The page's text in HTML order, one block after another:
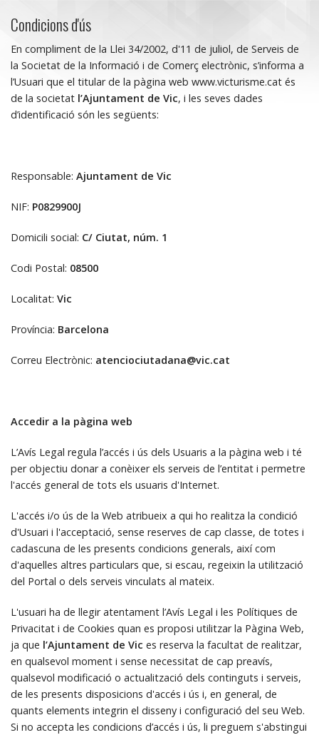
Condicions d'ús
En compliment de la Llei 34/2002, d'11 de juliol, de Serveis de
la Societat de la Informació i de Comerç electrònic, s’informa a
l’Usuari que el titular de la pàgina web www.victurisme.cat és
de la societat l’Ajuntament de Vic, i les seves dades
d’identificació són les següents:
Responsable: Ajuntament de Vic
NIF: P0829900J
Domicili social: C/ Ciutat, núm. 1
Codi Postal: 08500
Localitat: Vic
Província: Barcelona
Correu Electrònic: atenciociutadana@vic.cat
Accedir a la pàgina web
L’Avís Legal regula l’accés i ús dels Usuaris a la pàgina web i té
per objectiu donar a conèixer els serveis de l’entitat i permetre
l'accés general de tots els usuaris d'Internet.
L'accés i/o ús de la Web atribueix a qui ho realitza la condició
d'Usuari i l'acceptació, sense reserves de cap classe, de totes i
cadascuna de les presents condicions generals, així com
d'aquelles altres particulars que, si escau, regeixin la utilització
del Portal o dels serveis vinculats al mateix.
L'usuari ha de llegir atentament l’Avís Legal i les Polítiques de
Privacitat i de Cookies quan es proposi utilitzar la Pàgina Web,
ja que l’Ajuntament de Vic es reserva la facultat de realitzar,
en qualsevol moment i sense necessitat de cap preavís,
qualsevol modificació o actualització dels continguts i serveis,
de les presents disposicions d'accés i ús i, en general, de
quants elements integrin el disseny i configuració del seu Web.
Si no accepta les condicions d’accés i ús, li preguem s'abstingui